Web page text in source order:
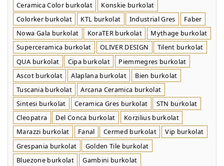
Ceramica Color burkolat
Konskie burkolat
Colorker burkolat
KTL burkolat Industrial Gres
Faber
Nowa Gala burkolat
KoraTER burkolat
Mythage burkolat
Superceramica burkolat
OLIVER DESIGN
Tilent burkolat
QUA burkolat
Cipa burkolat
Piemmegres burkolat
Ascot burkolat
Alaplana burkolat
Bien burkolat
Tuscania burkolat
Arcana Ceramica burkolat
Sintesi burkolat
Ceramica Gres burkolat
STN burkolat
Cleopatra
Del Conca burkolat
Korzilius burkolat
Marazzi burkolat
Fanal Cermed burkolat
Vip burkolat
Grespania burkolat
Golden Tile burkolat
Bluezone burkolat
Gambini burkolat